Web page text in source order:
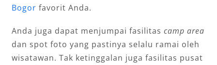
Bogor favorit Anda.
Anda juga dapat menjumpai fasilitas camp area
dan spot foto yang pastinya selalu ramai oleh
wisatawan. Tak ketinggalan juga fasilitas pusat